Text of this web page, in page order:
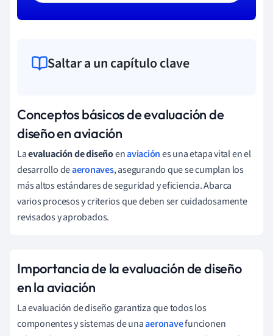
Saltar a un capítulo clave
Conceptos básicos de evaluación de
diseño en aviación
Laevaluación de diseñoenaviaciónes una etapa vital en el
desarrollo deaeronaves, asegurando que se cumplan los
más altos estándares de seguridad y eficiencia. Abarca
varios procesos y criterios que deben ser cuidadosamente
revisados y aprobados.
Importancia de la evaluación de diseño
en la aviación
La evaluación de diseño garantiza que todos los
componentes y sistemas de unaaeronavefuncionen